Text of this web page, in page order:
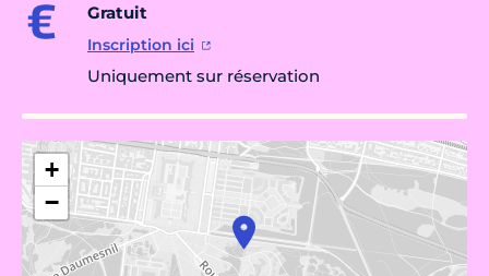
Gratuit
Inscription ici
Uniquement sur réservation
+
−